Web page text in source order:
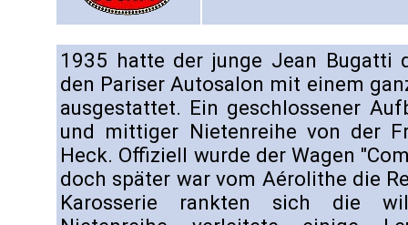
1935 hatte der junge Jean Bugatti
den Pariser Autosalon mit einem
ausgestattet. Ein geschlossener
und mittiger Nietenreihe von der
Heck. Offiziell wurde der Wagen
doch später war vom Aérolithe die
Karosserie rankten sich die